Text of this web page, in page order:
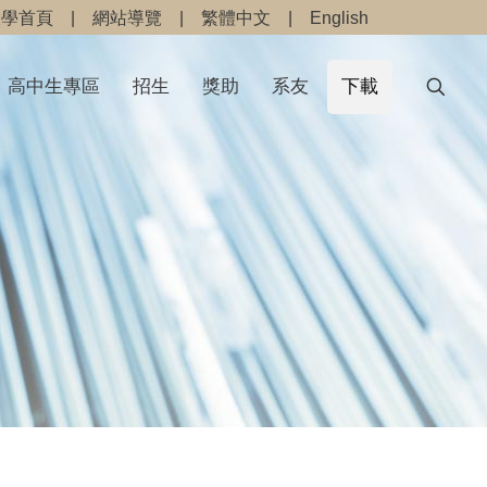
首頁 | 網站導覽 | 繁體中文 | English
高中生專區 招生 獎助 系友 下載